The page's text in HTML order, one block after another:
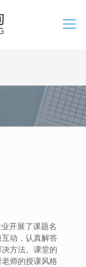
开展了课题名
动，认真解答
方法。课堂的
师的授课风格